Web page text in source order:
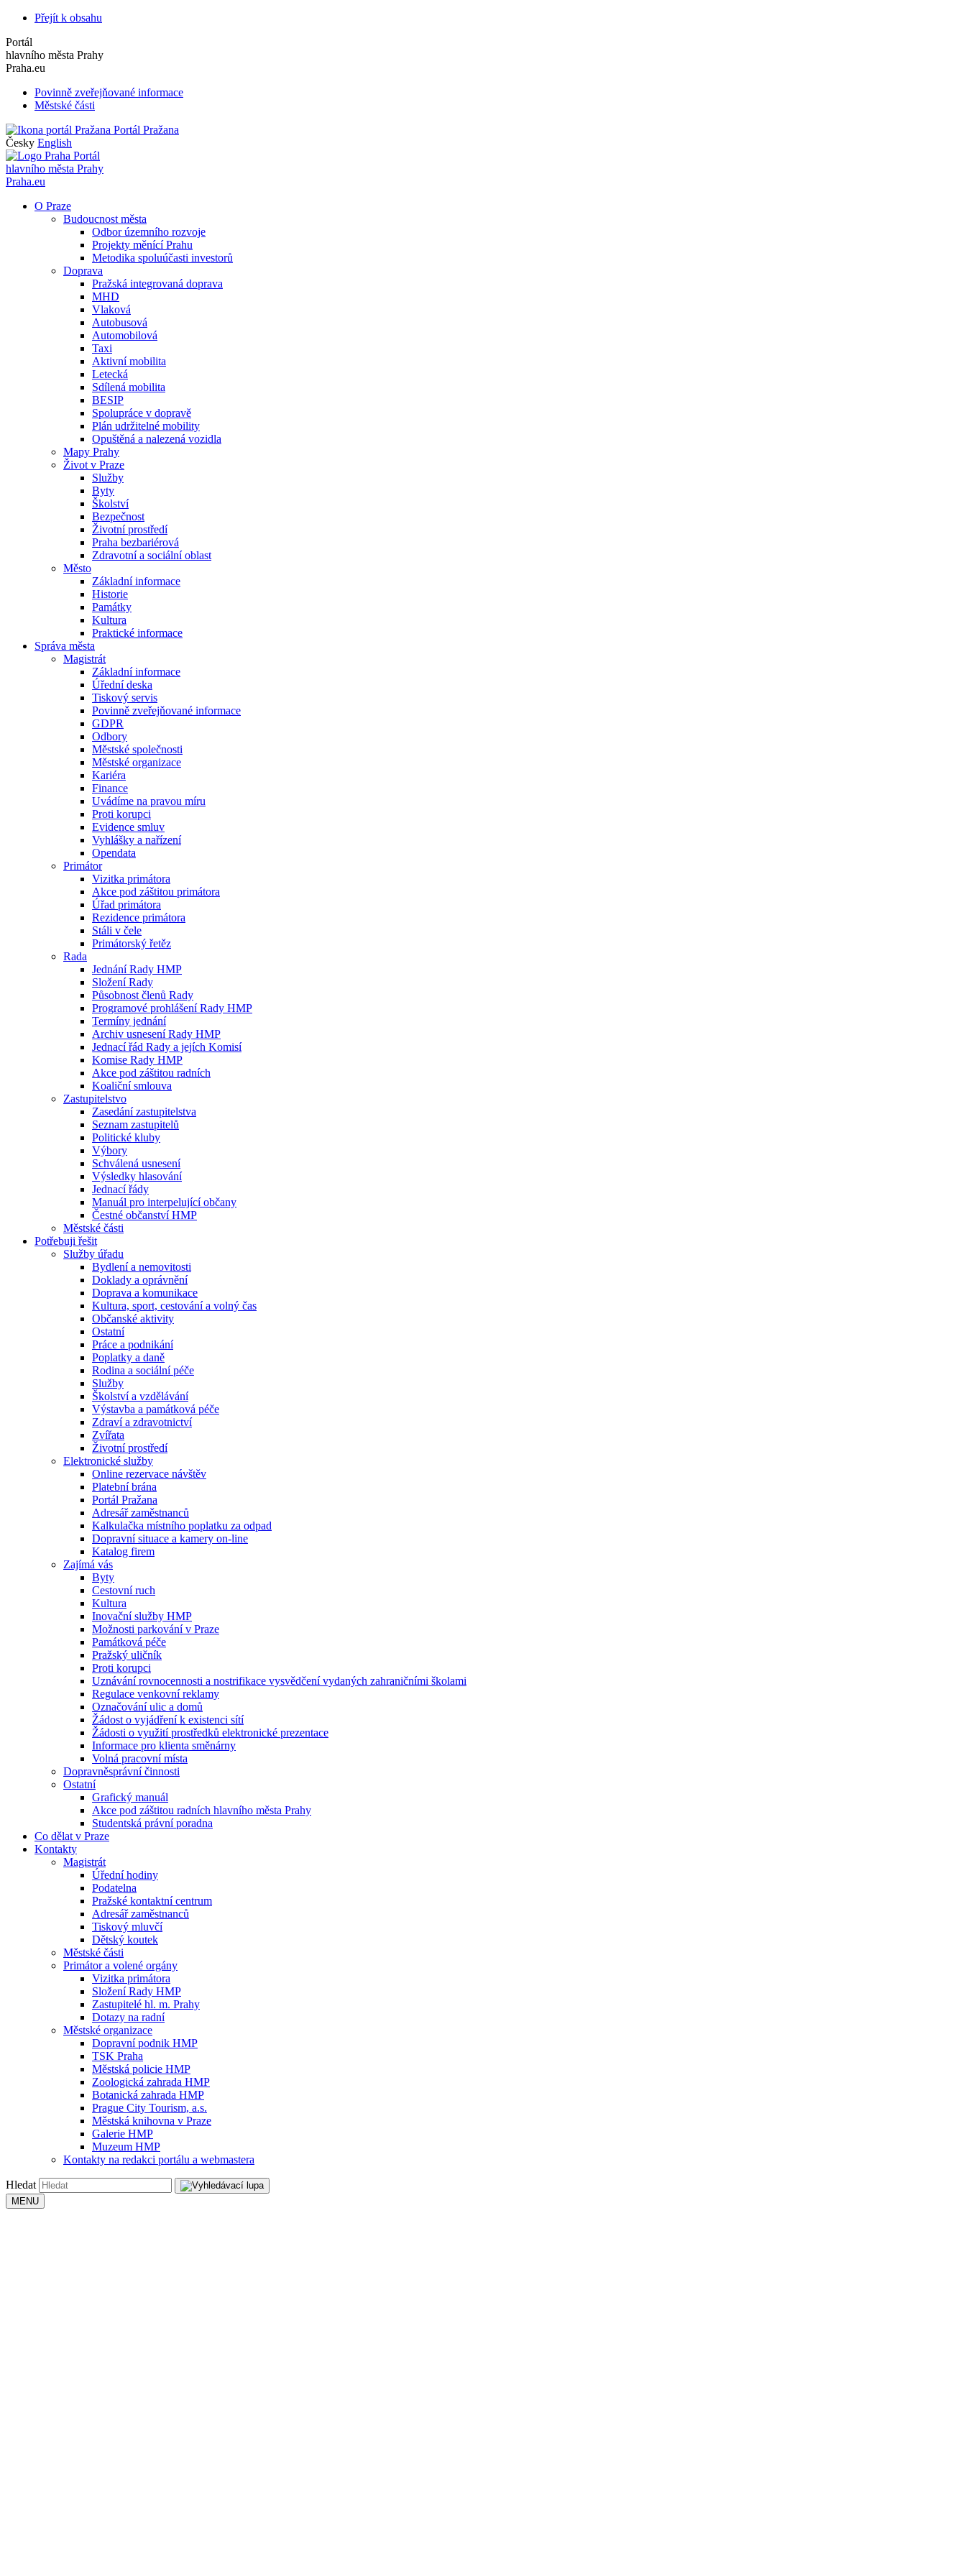
Přejít k obsahu
Portál
hlavního města Prahy
Praha.eu
Povinně zveřejňované informace
Městské části
Portál Pražana
Česky English
Portál
hlavního města Prahy
Praha.eu
O Praze
Budoucnost města
Odbor územního rozvoje
Projekty měnící Prahu
Metodika spoluúčasti investorů
Doprava
Pražská integrovaná doprava
MHD
Vlaková
Autobusová
Automobilová
Taxi
Aktivní mobilita
Letecká
Sdílená mobilita
BESIP
Spolupráce v dopravě
Plán udržitelné mobility
Opuštěná a nalezená vozidla
Mapy Prahy
Život v Praze
Služby
Byty
Školství
Bezpečnost
Životní prostředí
Praha bezbariérová
Zdravotní a sociální oblast
Město
Základní informace
Historie
Památky
Kultura
Praktické informace
Správa města
Magistrát
Základní informace
Úřední deska
Tiskový servis
Povinně zveřejňované informace
GDPR
Odbory
Městské společnosti
Městské organizace
Kariéra
Finance
Uvádíme na pravou míru
Proti korupci
Evidence smluv
Vyhlášky a nařízení
Opendata
Primátor
Vizitka primátora
Akce pod záštitou primátora
Úřad primátora
Rezidence primátora
Stáli v čele
Primátorský řetěz
Rada
Jednání Rady HMP
Složení Rady
Působnost členů Rady
Programové prohlášení Rady HMP
Termíny jednání
Archiv usnesení Rady HMP
Jednací řád Rady a jejích Komisí
Komise Rady HMP
Akce pod záštitou radních
Koaliční smlouva
Zastupitelstvo
Zasedání zastupitelstva
Seznam zastupitelů
Politické kluby
Výbory
Schválená usnesení
Výsledky hlasování
Jednací řády
Manuál pro interpelující občany
Čestné občanství HMP
Městské části
Potřebuji řešit
Služby úřadu
Bydlení a nemovitosti
Doklady a oprávnění
Doprava a komunikace
Kultura, sport, cestování a volný čas
Občanské aktivity
Ostatní
Práce a podnikání
Poplatky a daně
Rodina a sociální péče
Služby
Školství a vzdělávání
Výstavba a památková péče
Zdraví a zdravotnictví
Zvířata
Životní prostředí
Elektronické služby
Online rezervace návštěv
Platební brána
Portál Pražana
Adresář zaměstnanců
Kalkulačka místního poplatku za odpad
Dopravní situace a kamery on-line
Katalog firem
Zajímá vás
Byty
Cestovní ruch
Kultura
Inovační služby HMP
Možnosti parkování v Praze
Památková péče
Pražský uličník
Proti korupci
Uznávání rovnocennosti a nostrifikace vysvědčení vydaných zahraničními školami
Regulace venkovní reklamy
Označování ulic a domů
Žádost o vyjádření k existenci sítí
Žádosti o využití prostředků elektronické prezentace
Informace pro klienta směnárny
Volná pracovní místa
Dopravněsprávní činnosti
Ostatní
Grafický manuál
Akce pod záštitou radních hlavního města Prahy
Studentská právní poradna
Co dělat v Praze
Kontakty
Magistrát
Úřední hodiny
Podatelna
Pražské kontaktní centrum
Adresář zaměstnanců
Tiskový mluvčí
Dětský koutek
Městské části
Primátor a volené orgány
Vizitka primátora
Složení Rady HMP
Zastupitelé hl. m. Prahy
Dotazy na radní
Městské organizace
Dopravní podnik HMP
TSK Praha
Městská policie HMP
Zoologická zahrada HMP
Botanická zahrada HMP
Prague City Tourism, a.s.
Městská knihovna v Praze
Galerie HMP
Muzeum HMP
Kontakty na redakci portálu a webmastera
Hledat
MENU